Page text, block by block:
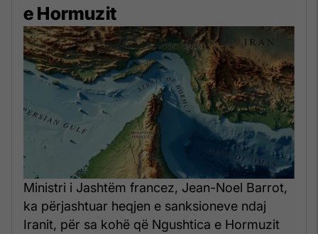
e Hormuzit
Ministri i Jashtëm francez, Jean-Noel Barrot,
ka përjashtuar heqjen e sanksioneve ndaj
Iranit, për sa kohë që Ngushtica e Hormuzit